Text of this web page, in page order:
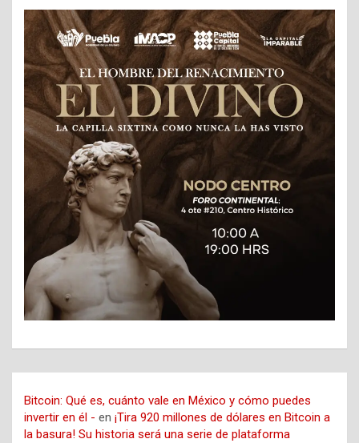
Bitcoin: Qué es, cuánto vale en México y cómo puedes
invertir en él - en ¡Tira 920 millones de dólares en Bitcoin a
la basura! Su historia será una serie de plataforma